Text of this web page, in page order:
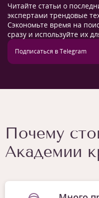
Читайте статьи о
экспертами трендовые
Сэкономьте время на
сразу и используйте их
Подписаться в Telegram
Почему
Академии